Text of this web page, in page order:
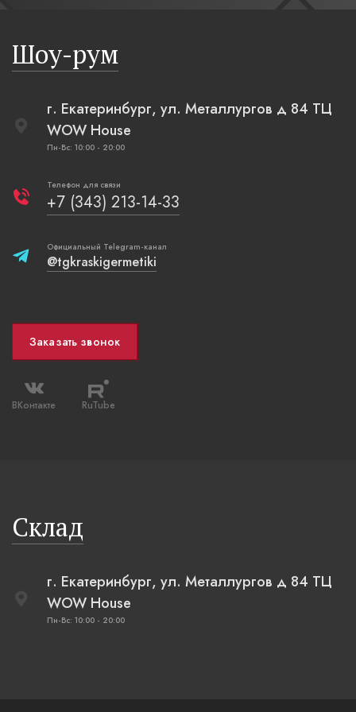
Шоу-рум
г. Екатеринбург, ул. Металлургов д 84 ТЦ
WOW House
Пн-Вс: 10:00 - 20:00
Телефон для связи
+7 (343) 213-14-33
Официальный Telegram-канал
@tgkraskigermetiki
Заказать звонок
ВКонтакте RuTube
Склад
г. Екатеринбург, ул. Металлургов д 84 ТЦ
WOW House
Пн-Вс: 10:00 - 20:00